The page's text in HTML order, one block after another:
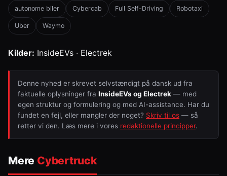
autonome biler Cybercab Full Self-Driving Robotaxi
Uber Waymo
Kilder: InsideEVs · Electrek
Denne nyhed er skrevet selvstændigt på dansk ud fra
faktuelle oplysninger fra InsideEVs og Electrek — med
egen struktur og formulering og med AI-assistance. Har du
fundet en fejl, eller mangler der noget? Skriv til os — så
retter vi den. Læs mere i vores redaktionelle principper.
Mere Cybertruck